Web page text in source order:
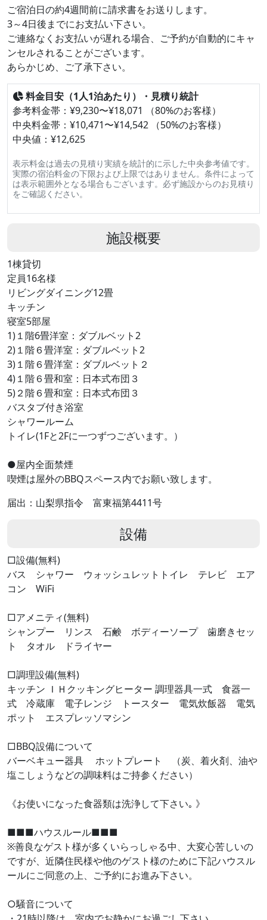
ご宿泊日の約4週間前に請求書をお送りします。
3～4日後までにお支払い下さい。
ご連絡なくお支払いが遅れる場合、ご予約が自動的にキャ
ンセルされることがございます。
あらかじめ、ご了承下さい。
料金目安（1人1泊あたり）・見積り統計
参考料金帯：¥9,230〜¥18,071 （80%のお客様）
中央料金帯：¥10,471〜¥14,542 （50%のお客様）
中央値：¥12,625
表示料金は過去の見積り実績を統計的に示した中央参考値です。
実際の宿泊料金の下限および上限ではありません。条件によって
は表示範囲外となる場合もございます。必ず施設からのお見積り
をご確認ください。
施設概要
1棟貸切
定員16名様
リビングダイニング12畳
キッチン
寝室5部屋
1)１階6畳洋室：ダブルベット2
2)１階６畳洋室：ダブルベット2
3)１階６畳洋室：ダブルベット２
4)１階６畳和室：日本式布団３
5)２階６畳和室：日本式布団３
バスタブ付き浴室
シャワールーム
トイレ(1Fと2Fに一つずつございます。）
●屋内全面禁煙
喫煙は屋外のBBQスペース内でお願い致します。
届出：山梨県指令 富東福第4411号
設備
□設備(無料)
バス シャワー ウォッシュレットトイレ テレビ エア
コン WiFi
□アメニティ(無料)
シャンプー リンス 石鹸 ボディーソープ 歯磨きセッ
ト タオル ドライヤー
□調理設備(無料)
キッチン ＩＨクッキングヒーター 調理器具一式 食器一
式 冷蔵庫 電子レンジ トースター 電気炊飯器 電気
ポット エスプレッソマシン
□BBQ設備について
バーベキュー器具 ホットプレート （炭、着火剤、油や
塩こしょうなどの調味料はご持参ください）
《お使いになった食器類は洗浄して下さい｡ 》
■■■ハウスルール■■■
※善良なゲスト様が多くいらっしゃる中、大変心苦しいの
ですが、近隣住民様や他のゲスト様のために下記ハウスル
ールにご同意の上、ご予約にお進み下さい。
○騒音について